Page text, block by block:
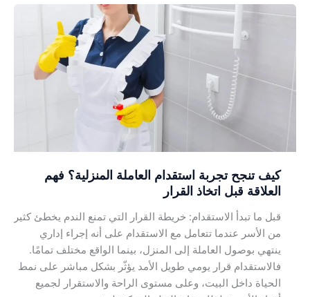
كيف تنجح تجربة استقدام العاملة المنزلية؟ فهم
العلاقة قبل اتخاذ القرار
قبل ما تبدأ الاستقدام: خريطة القرار التي تمنع الندم يخطئ كثير
من الأسر عندما تتعامل مع الاستقدام على أنه إجراء إداري
ينتهي بوصول العاملة إلى المنزل، بينما الواقع مختلف تمامًا.
فالاستقدام قرار يومي طويل الأمد يؤثّر بشكل مباشر على نمط
الحياة داخل البيت، وعلى مستوى الراحة والاستقرار لجميع
كيف
العاملة
القرار